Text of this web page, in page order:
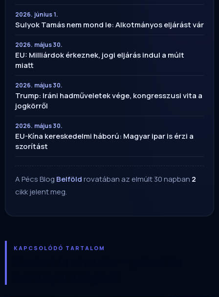
2026. június 1.
Sulyok Tamás nem mond le: Alkotmányos eljárást vár
2026. május 30.
EU: Milliárdok érkeznek, jogi eljárás indul a múlt
miatt
2026. május 30.
Trump: Iráni hadműveletek vége, kongresszusi vita a
jogkörről
2026. május 30.
EU-Kína kereskedelmi háború: Magyar ipar is érzi a
szorítást
A Pécs Blog Belföldrovatában az elmúlt 30 napban 2
cikk jelent meg.
KAPCSOLÓDÓ TARTALOM